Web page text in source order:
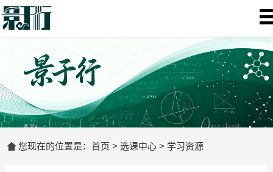
您现在的位置是： 首页 > 选课中心 > 学习资源